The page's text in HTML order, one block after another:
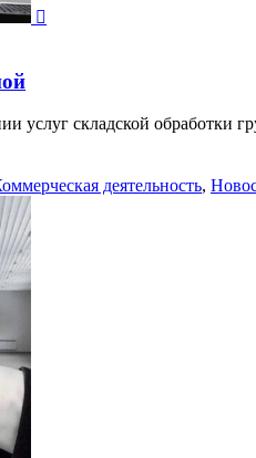

услуг складской обработки
деятельность,